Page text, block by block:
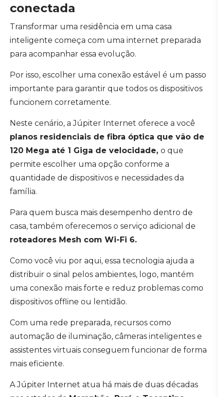
conectada
Transformar uma residência em uma casa
inteligente começa com uma internet preparada
para acompanhar essa evolução.
Por isso, escolher uma conexão estável é um passo
importante para garantir que todos os dispositivos
funcionem corretamente.
Neste cenário, a Júpiter Internet oferece a você
planos residenciais de fibra óptica que vão de
120 Mega até 1 Giga de velocidade, o que
permite escolher uma opção conforme a
quantidade de dispositivos e necessidades da
família.
Para quem busca mais desempenho dentro de
casa, também oferecemos o serviço adicional de
roteadores Mesh com Wi-Fi 6.
Como você viu por aqui, essa tecnologia ajuda a
distribuir o sinal pelos ambientes, logo, mantém
uma conexão mais forte e reduz problemas como
dispositivos offline ou lentidão.
Com uma rede preparada, recursos como
automação de iluminação, câmeras inteligentes e
assistentes virtuais conseguem funcionar de forma
mais eficiente.
A Júpiter Internet atua há mais de duas décadas